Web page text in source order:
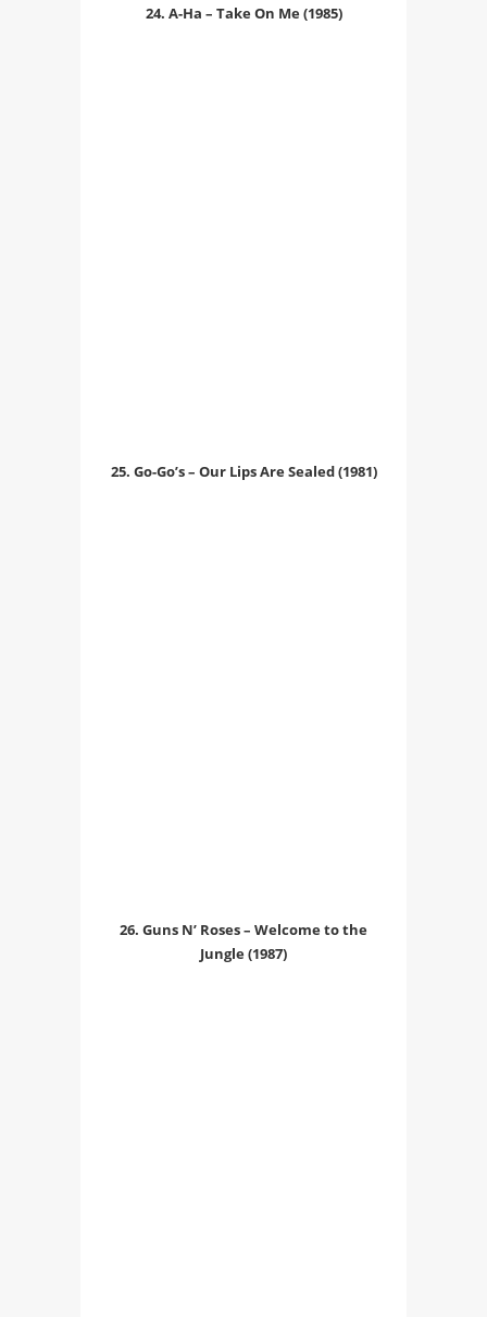
24. A-Ha – Take On Me (1985)
25. Go-Go’s – Our Lips Are Sealed (1981)
26. Guns N’ Roses – Welcome to the
Jungle (1987)